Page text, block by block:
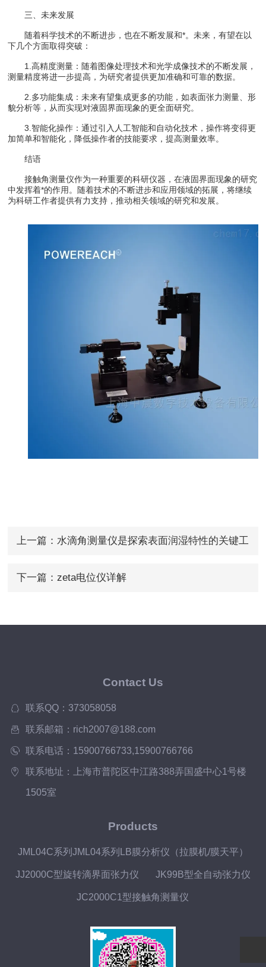
三、未来发展
随着科学技术的不断进步，也在不断发展和*。未来，有望在以
下几个方面取得突破：
1.高精度测量：随着图像处理技术和光学成像技术的不断发展，
测量精度将进一步提高，为研究者提供更加准确和可靠的数据。
2.多功能集成：未来有望集成更多的功能，如表面张力测量、形
貌分析等，从而实现对液固界面现象的更全面研究。
3.智能化操作：通过引入人工智能和自动化技术，操作将变得更
加简单和智能化，降低操作者的技能要求，提高测量效率。
结语
接触角测量仪作为一种重要的科研仪器，在液固界面现象的研究
中发挥着*的作用。随着技术的不断进步和应用领域的拓展，将继续
为科研工作者提供有力支持，推动相关领域的研究和发展。
上一篇： 水滴角测量仪是探索表面润湿特性的关键工
下一篇： zeta电位仪详解​
Contact Us
联系QQ：373058058
联系邮箱：rich2007@188.com
联系电话：15900766733,15900766766
联系地址：上海市普陀区中江路388弄国盛中心1号楼
1505室
Products
JML04C系列JML04系列LB膜分析仪（拉膜机/膜天平）
JJ2000C型旋转滴界面张力仪 JK99B型全自动张力仪
JC2000C1型接触角测量仪